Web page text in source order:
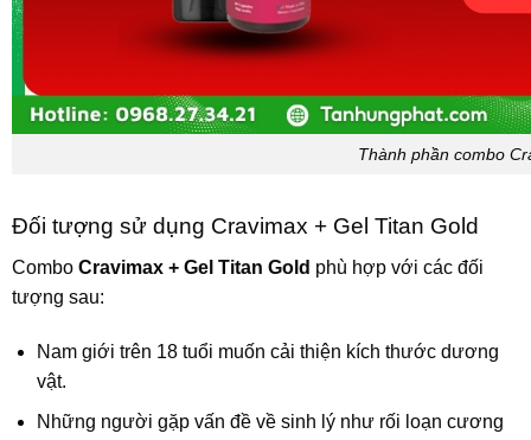
Thành phần combo
Đối tượng sử dụng Cravimax + Gel Titan Gold
Combo Cravimax + Gel Titan Gold phù hợp với các đối
tượng sau:
Nam giới trên 18 tuổi muốn cải thiện kích thước dương
vật.
Những người gặp vấn đề về sinh lý như rối loạn cương